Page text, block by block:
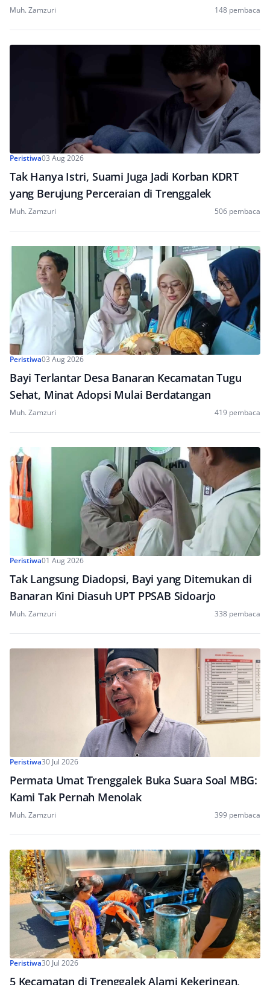
Muh. Zamzuri 148 pembaca
Peristiwa03 Aug 2026
Tak Hanya Istri, Suami Juga Jadi Korban KDRT
yang Berujung Perceraian di Trenggalek
Muh. Zamzuri 506 pembaca
Peristiwa03 Aug 2026
Bayi Terlantar Desa Banaran Kecamatan Tugu
Sehat, Minat Adopsi Mulai Berdatangan
Muh. Zamzuri 419 pembaca
Peristiwa01 Aug 2026
Tak Langsung Diadopsi, Bayi yang Ditemukan di
Banaran Kini Diasuh UPT PPSAB Sidoarjo
Muh. Zamzuri 338 pembaca
Peristiwa30 Jul 2026
Permata Umat Trenggalek Buka Suara Soal MBG:
Kami Tak Pernah Menolak
Muh. Zamzuri 399 pembaca
Peristiwa30 Jul 2026
5 Kecamatan di Trenggalek Alami Kekeringan,